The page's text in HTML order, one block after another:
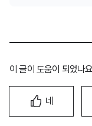
이 글이 도움이 되었나
네